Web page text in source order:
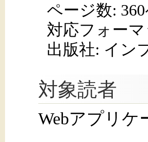
ページ数:
対応フォー
出版社: イン
対象読者
Webアプリ